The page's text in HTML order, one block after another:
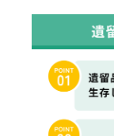
1.遺
2.廃
3.分